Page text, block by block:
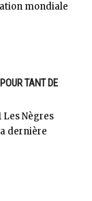
mondiale
TANT DE
Les Nègres
dernière